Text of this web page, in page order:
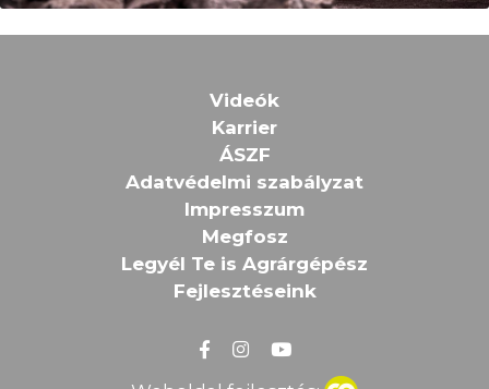
Videók
Karrier
ÁSZF
Adatvédelmi szabályzat
Impresszum
Megfosz
Legyél Te is Agrárgépész
Fejlesztéseink